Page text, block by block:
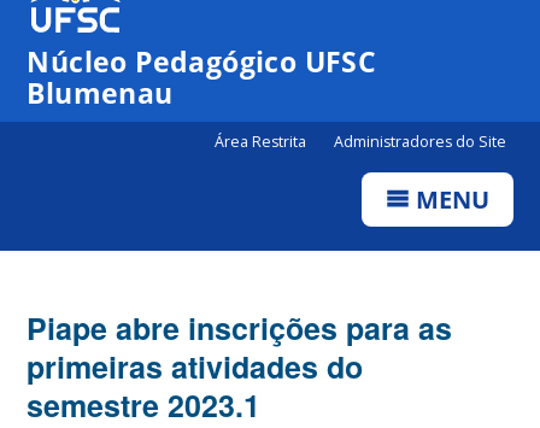
Canais
Núcleo Pedagógico UFSC
Blumenau
Área Restrita Administradores do Site
MENU
Piape abre inscrições para as
primeiras atividades do
semestre 2023.1